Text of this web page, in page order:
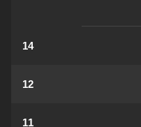
14
12
11